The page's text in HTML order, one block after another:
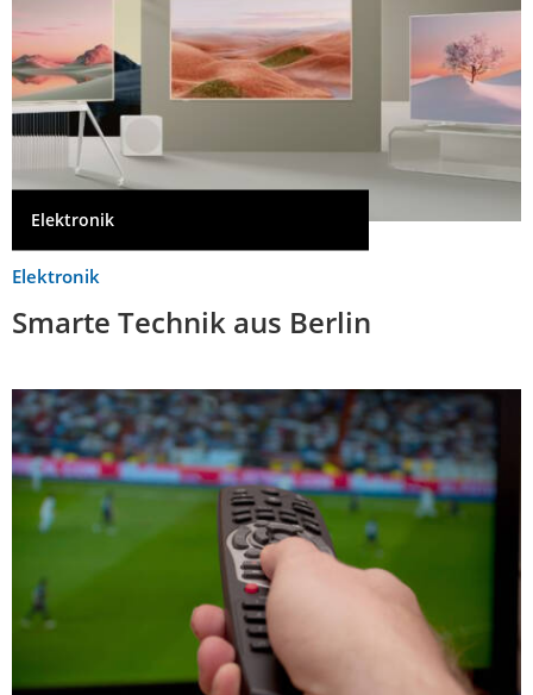
Elektronik
Elektronik
Smarte Technik aus Berlin